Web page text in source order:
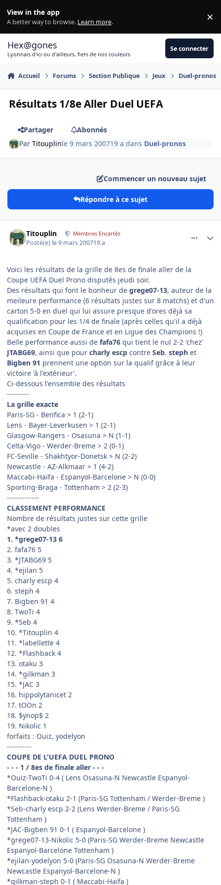
View in the app
A better way to browse. Learn more. ×
Hex@gones
Lyonnais d'ici ou d'ailleurs, fiers de nos couleurs
Se connecter
Accueil Forums Section Publique Jeux Duel-pronos
Résultats 1/8e Aller Duel UEFA
Partager
Abonnés
ParTitouplinle 9 mars 200719 a dans Duel-pronos
Commencer un nouveau sujet
Répondre à ce sujet
Titouplin Membres Encartés
Posté(e) le 9 mars 200719 a
Voici les résultats de la grille de 8es de finale aller de la
Coupe UEFA Duel Prono disputés jeudi soir.
Des résultats qui font le bonheur de grege07-13, auteur de la
meileure performance (6 résultats justes sur 8 matchs) et d'un
carton 5-0 en duel qui lui assure presque d'ores déjà sa
qualification pour les 1/4 de finale (après celles qu'il a déjà
acquises en Coupe de France et en Ligue des Champions !)
Belle performance aussi de fafa76 qui tient le nul 2-2 'chez'
JTABG69, ainsi que pour charly escp contre Seb. steph et
Bigben 91 prennent une option sur la qualif grâce à leur
victoire 'à l'extérieur'.
Ci-dessous l'ensemble des résultats
---------
La grille exacte
Paris-SG - Benfica > 1 (2-1)
Lens - Bayer-Leverkusen > 1 (2-1)
Glasgow-Rangers - Osasuna > N (1-1)
Celta-Vigo - Werder-Breme > 2 (0-1)
FC-Seville - Shakhtyor-Donetsk > N (2-2)
Newcastle - AZ-Alkmaar > 1 (4-2)
Maccabi-Haïfa - Espanyol-Barcelone > N (0-0)
Sporting-Braga - Tottenham > 2 (2-3)
-------------
CLASSEMENT PERFORMANCE
Nombre de résultats justes sur cette grille
*avec 2 doubles
1. *grege07-13 6
2. fafa76 5
3. *JTABG69 5
4. *ejilan 5
5. charly escp 4
6. steph 4
7. Bigben 91 4
8. TwoTi 4
9. *Seb 4
10. *Titouplin 4
11. *labellette 4
12. *Flashback 4
13. otaku 3
14. *gilkman 3
15. *JAC 3
16. hippolytanicet 2
17. tOOn 2
18. $ynop$ 2
19. Nikolic 1
forfaits : Ouiz, yodelyon
----------
COUPE DE L'UEFA DUEL PRONO
- - - 1 / 8es de finale aller - - -
*Ouiz-TwoTi 0-4 ( Lens Osasuna-N Newcastle Espanyol-
Barcelone-N )
*Flashback-otaku 2-1 (Paris-SG Tottenham / Werder-Breme )
*Seb-charly escp 2-2 (Lens Werder-Breme / Paris-SG
Tottenham )
*JAC-Bigben 91 0-1 ( Espanyol-Barcelone )
*grege07-13-Nikolic 5-0 (Paris-SG Werder-Breme Newcastle
Espanyol-Barcelone Tottenham )
*ejilan-yodelyon 5-0 (Paris-SG Osasuna-N Werder-Breme
Newcastle Espanyol-Barcelone-N )
*gilkman-steph 0-1 ( Maccabi-Haïfa )